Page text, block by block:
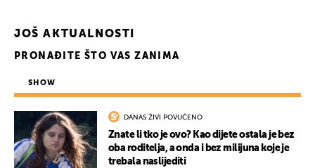
JOŠ AKTUALNOSTI
PRONAĐITE ŠTO VAS ZANIMA
SHOW
DANAS ŽIVI POVUČENO
Znate li tko je ovo? Kao dijete ostala je bez
oba roditelja, a onda i bez milijuna koje je
trebala naslijediti